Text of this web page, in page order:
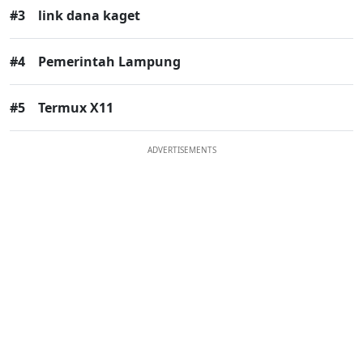
#3 link dana kaget
#4 Pemerintah Lampung
#5 Termux X11
ADVERTISEMENTS